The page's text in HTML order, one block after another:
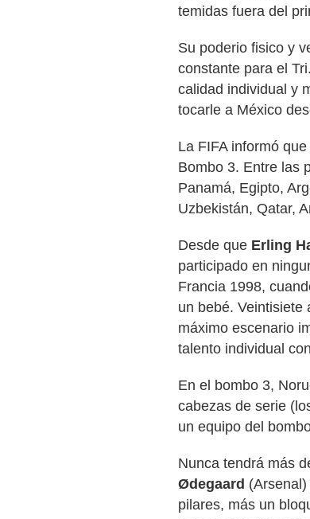
temidas fuera del
Su poderio fisico y
constante para el
calidad individual y
tocarle a México
La FIFA informó
Bombo 3. Entre las
Panamá, Egipto,
Uzbekistán, Qatar,
Desde que Erling
participado en
Francia 1998,
un bebé. Veintisiete
máximo escenario
talento individual
En el bombo 3,
cabezas de serie
un equipo del
Nunca tendrá más
Ødegaard
pilares, más un